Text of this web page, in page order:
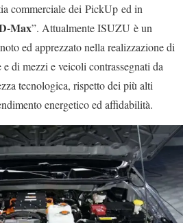
commerciale dei PickUp ed in
Max”. Attualmente ISUZU è un
ed apprezzato nella realizzazione di
di mezzi e veicoli contrassegnati da
tecnologica, rispetto dei più alti
energetico ed affidabilità.